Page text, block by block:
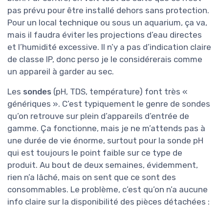
pas prévu pour être installé dehors sans protection.
Pour un local technique ou sous un aquarium, ça va,
mais il faudra éviter les projections d’eau directes
et l’humidité excessive. Il n’y a pas d’indication claire
de classe IP, donc perso je le considérerais comme
un appareil à garder au sec.
Les sondes (pH, TDS, température) font très «
génériques ». C’est typiquement le genre de sondes
qu’on retrouve sur plein d’appareils d’entrée de
gamme. Ça fonctionne, mais je ne m’attends pas à
une durée de vie énorme, surtout pour la sonde pH
qui est toujours le point faible sur ce type de
produit. Au bout de deux semaines, évidemment,
rien n’a lâché, mais on sent que ce sont des
consommables. Le problème, c’est qu’on n’a aucune
info claire sur la disponibilité des pièces détachées :